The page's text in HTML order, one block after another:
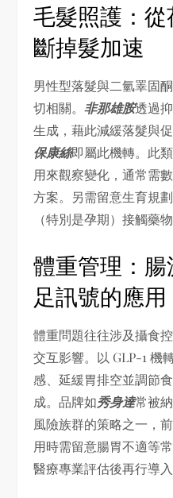
毛髮照護：
斷掉髮加速
男性型落髮與二氫睪固
切相關。非那雄胺透過
生成，藉此減緩落髮與
保康絲即屬此機轉。此
用來觀察變化，通常需
方案。另需留意生育規
（特別是孕期）接觸藥
體重管理：
足訊號的應用
體重問題往往涉及攝食
交互影響。以 GLP-1 機
感、延緩胃排空並調節
成。品牌如秀身達常被
風險族群的策略之一，
用時需留意腸胃不適等
醫療專業評估後再行導入